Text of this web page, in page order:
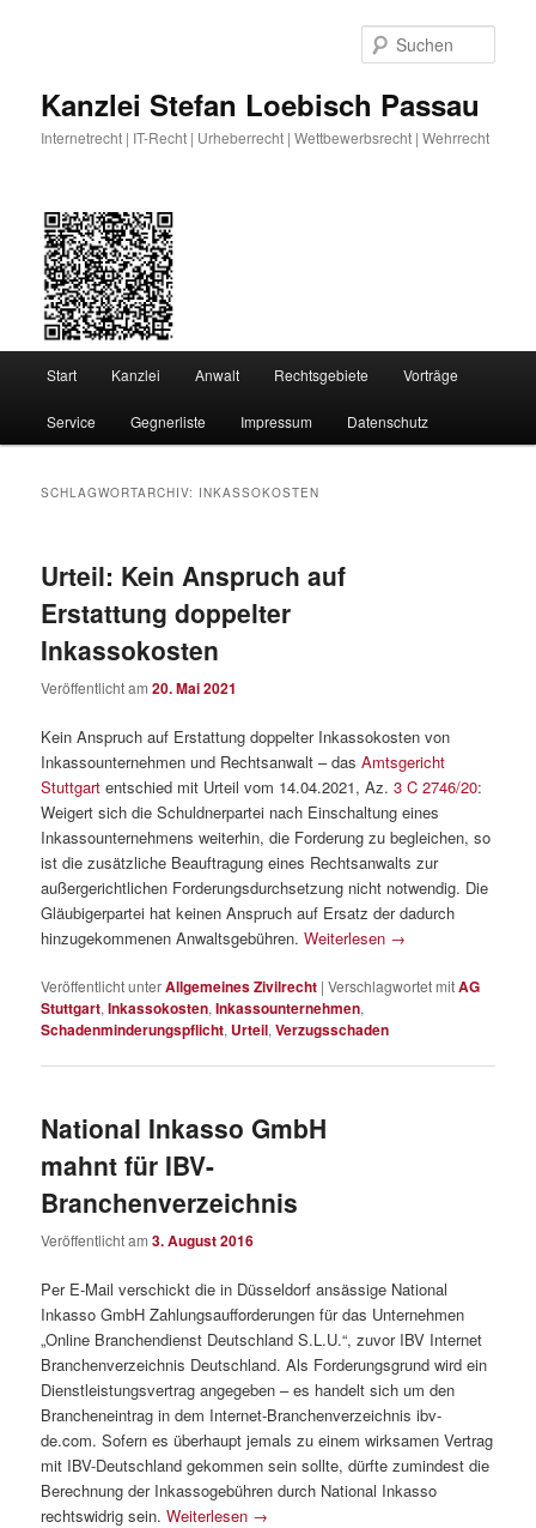
Kanzlei Stefan Loebisch Passau
Internetrecht | IT-Recht | Urheberrecht | Wettbewerbsrecht | Wehrrecht
Start Kanzlei Anwalt Rechtsgebiete Vorträge
Service Gegnerliste Impressum Datenschutz
SCHLAGWORTARCHIV: INKASSOKOSTEN
Urteil: Kein Anspruch auf
Erstattung doppelter
Inkassokosten
Veröffentlicht am20. Mai 2021
Kein Anspruch auf Erstattung doppelter Inkassokosten von
Inkassounternehmen und Rechtsanwalt – dasAmtsgericht
Stuttgart entschied mit Urteil vom 14.04.2021, Az.3 C 2746/20:
Weigert sich die Schuldnerpartei nach Einschaltung eines
Inkassounternehmens weiterhin, die Forderung zu begleichen, so
ist die zusätzliche Beauftragung eines Rechtsanwalts zur
außergerichtlichen Forderungsdurchsetzung nicht notwendig. Die
Gläubigerpartei hat keinen Anspruch auf Ersatz der dadurch
hinzugekommenen Anwaltsgebühren.Weiterlesen →
Veröffentlicht unterAllgemeines Zivilrecht |Verschlagwortet mitAG
Stuttgart,Inkassokosten,Inkassounternehmen,
Schadenminderungspflicht, Urteil,Verzugsschaden
National Inkasso GmbH
mahnt für IBV-
Branchenverzeichnis
Veröffentlicht am3. August 2016
Per E-Mail verschickt die in Düsseldorf ansässige National
Inkasso GmbH Zahlungsaufforderungen für das Unternehmen
„Online Branchendienst Deutschland S.L.U.“, zuvor IBV Internet
Branchenverzeichnis Deutschland. Als Forderungsgrund wird ein
Dienstleistungsvertrag angegeben – es handelt sich um den
Brancheneintrag in dem Internet-Branchenverzeichnis ibv-
de.com. Sofern es überhaupt jemals zu einem wirksamen Vertrag
mit IBV-Deutschland gekommen sein sollte, dürfte zumindest die
Berechnung der Inkassogebühren durch National Inkasso
rechtswidrig sein.Weiterlesen →